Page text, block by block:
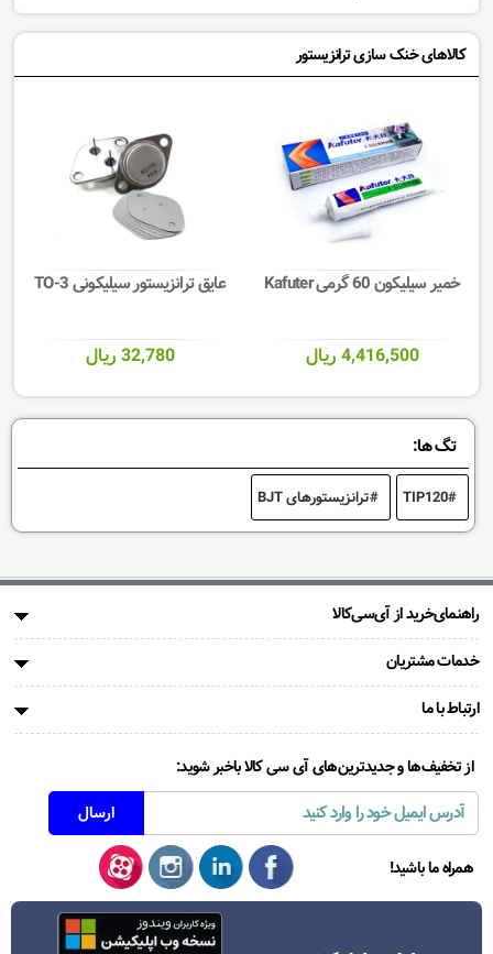
کالاهای خنک سازی ترانزیستور
عایق ترانزیستور سیلیکونی TO-3
32,780 ریال
خمیر سیلیکون 60 گرمی Kafuter
4,416,500 ریال
تگ ها:
TIP120 ترانزیستورهای BJT
راهنمای‌خرید از آی‌سی‌کالا
خدمات مشتریان
ارتباط با ما
از تخفیف‌ها و جدیدترین‌های آی سی کالا باخبر شوید:
همراه ما باشید!